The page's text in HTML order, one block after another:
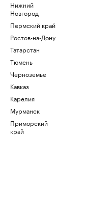
Нижний
Новгород
Пермский край
Ростов-на-Дону
Татарстан
Тюмень
Черноземье
Кавказ
Карелия
Мурманск
Приморский
край